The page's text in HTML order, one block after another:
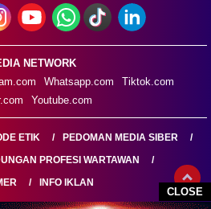
CLOSE
NETWORK
Whatsapp.com
Tiktok.com
Youtube.com
ETIK
PEDOMAN MEDIA SIBER
PROFESI WARTAWAN
INFO IKLAN